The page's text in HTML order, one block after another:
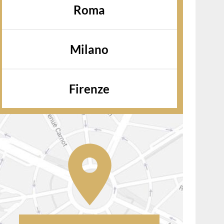
Roma
Milano
Firenze